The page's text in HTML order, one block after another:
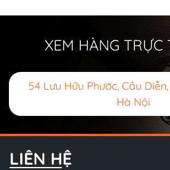
XEM HÀNG TRỰC
54 Lưu Hữu Phước, Cầu
Hà Nội
LIÊN HỆ